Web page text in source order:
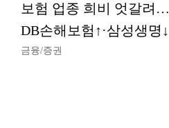
보험 업종 희비 엇갈려…
DB손해보험↑·삼성생명↓
금융/증권